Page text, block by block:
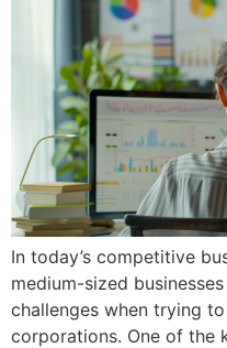
In today’s competitive
medium-sized
challenges when trying
corporations. One of the